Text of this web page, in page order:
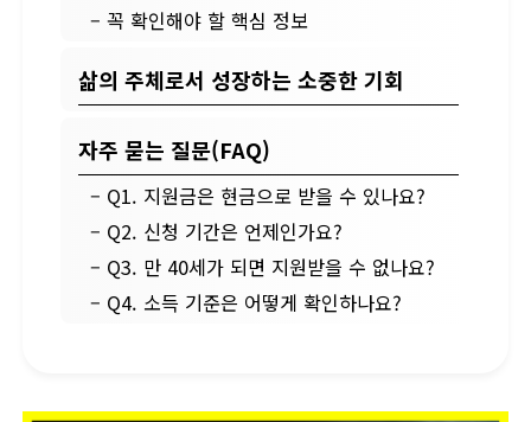
– 꼭 확인해야 할 핵심 정보
삶의 주체로서 성장하는 소중한 기회
자주 묻는 질문(FAQ)
– Q1. 지원금은 현금으로 받을 수 있나요?
– Q2. 신청 기간은 언제인가요?
– Q3. 만 40세가 되면 지원받을 수 없나요?
– Q4. 소득 기준은 어떻게 확인하나요?